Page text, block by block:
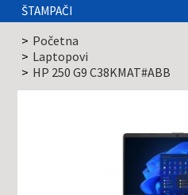
ŠTAMPAČI
Početna
Laptopovi
HP 250 G9 C38KMAT#ABB